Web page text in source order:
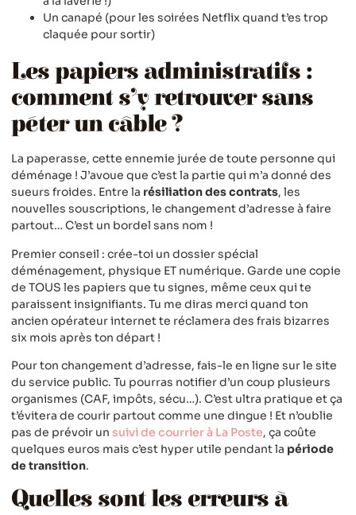
Un canapé (pour les soirées Netflix quand t’es trop
claquée pour sortir)
Les papiers administratifs :
comment s’y retrouver sans
péter un câble ?
La paperasse, cette ennemie jurée de toute personne qui
déménage ! J’avoue que c’est la partie qui m’a donné des
sueurs froides. Entre la résiliation des contrats, les
nouvelles souscriptions, le changement d’adresse à faire
partout… C’est un bordel sans nom !
Premier conseil : crée-toi un dossier spécial
déménagement, physique ET numérique. Garde une copie
de TOUS les papiers que tu signes, même ceux qui te
paraissent insignifiants. Tu me diras merci quand ton
ancien opérateur internet te réclamera des frais bizarres
six mois après ton départ !
Pour ton changement d’adresse, fais-le en ligne sur le site
du service public. Tu pourras notifier d’un coup plusieurs
organismes (CAF, impôts, sécu…). C’est ultra pratique et ça
t’évitera de courir partout comme une dingue ! Et n’oublie
pas de prévoir un suivi de courrier à La Poste, ça coûte
quelques euros mais c’est hyper utile pendant la période
de transition.
Quelles sont les erreurs à